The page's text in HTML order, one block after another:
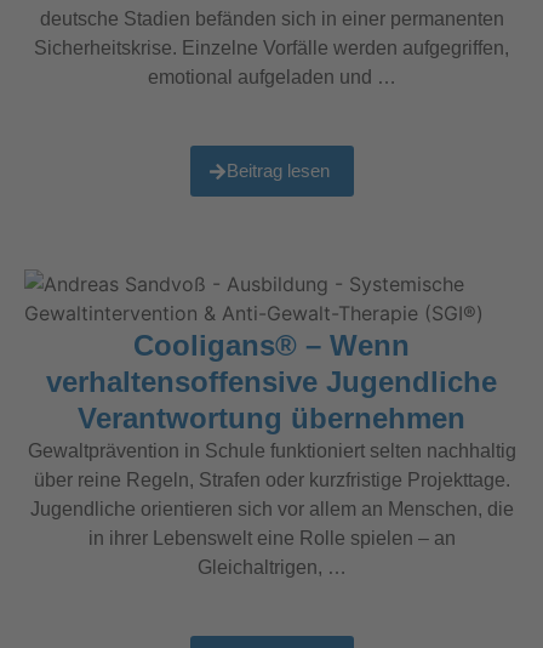
deutsche Stadien befänden sich in einer permanenten
Sicherheitskrise. Einzelne Vorfälle werden aufgegriffen,
emotional aufgeladen und …
Beitrag lesen
Cooligans® – Wenn
verhaltensoffensive Jugendliche
Verantwortung übernehmen
Gewaltprävention in Schule funktioniert selten nachhaltig
über reine Regeln, Strafen oder kurzfristige Projekttage.
Jugendliche orientieren sich vor allem an Menschen, die
in ihrer Lebenswelt eine Rolle spielen – an
Gleichaltrigen, …